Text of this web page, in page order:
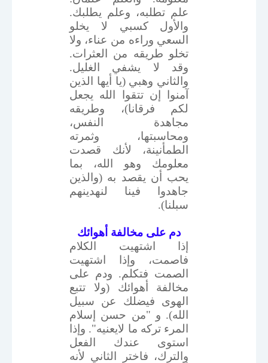
علم تطلبه، وعلم يطلبك.
والأول كسبي لا يخلو
السعي وراءه من عناء، ولا
تخلو طريقه من العثرات.
وقد لا يشفي الغليل.
والثاني وهبي (يا أيها الذين
آمنوا إن تتقوا الله يجعل
لكم فرقانا)، وطريقه
مجاهدة النفس،
ومحاسبتها، وثمرته
الطمأنينة، لأنك قصدت
معلومك وهو الله، بما
يحب أن يقصد به (والذين
جاهدوا فينا لنهدينهم
سبلنا).
دم على مخالفة أهوائك
إذا اشتهيت الكلام
فاصمت، وإذا اشتهيت
الصمت فتكلم. ودم على
مخالفة أهوائك (ولا تتبع
الهوى فيضلك عن سبيل
الله). و "من حسن إسلام
المرء تركه ما لايعنيه". وإذا
استوى عندك الفعل
والترك، فاختر الثاني لأنه